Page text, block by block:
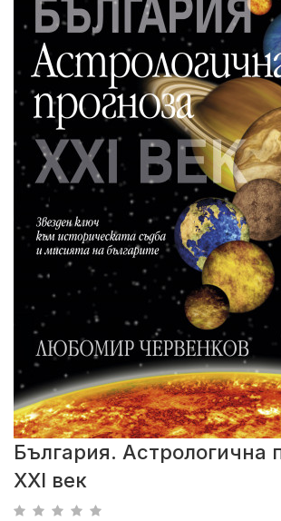
България. Астрологична
ХХI век